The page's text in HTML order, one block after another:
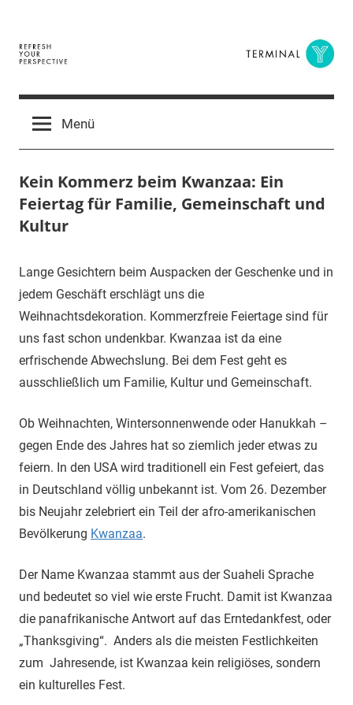
springen
Terminal
Y
Digital
BusinessMenü
Kein Kommerz beim Kwanzaa: Ein
Feiertag für Familie, Gemeinschaft und
Kultur
18.
November
2015
terminal-
y
Urbi
et
orbi
Lange Gesichtern beim Auspacken der Geschenke und in
jedem Geschäft erschlägt uns die
Weihnachtsdekoration. Kommerzfreie Feiertage sind für
uns fast schon undenkbar. Kwanzaa ist da eine
erfrischende Abwechslung. Bei dem Fest geht es
ausschließlich um Familie, Kultur und Gemeinschaft.
Ob Weihnachten, Wintersonnenwende oder Hanukkah –
gegen Ende des Jahres hat so ziemlich jeder etwas zu
feiern. In den USA wird traditionell ein Fest gefeiert, das
in Deutschland völlig unbekannt ist. Vom 26. Dezember
bis Neujahr zelebriert ein Teil der afro-amerikanischen
Bevölkerung Kwanzaa.
Der Name Kwanzaa stammt aus der Suaheli Sprache
und bedeutet so viel wie erste Frucht. Damit ist Kwanzaa
die panafrikanische Antwort auf das Erntedankfest, oder
„Thanksgiving“. Anders als die meisten Festlichkeiten
zum Jahresende, ist Kwanzaa kein religiöses, sondern
ein kulturelles Fest.